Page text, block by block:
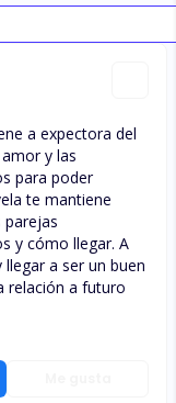
a expectora del
y las
para poder
te mantiene
y cómo llegar. A
a ser un buen
relación a futuro